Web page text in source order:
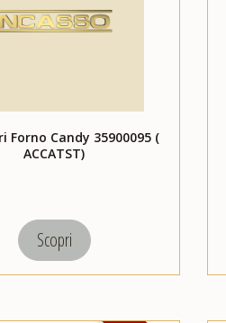
Forno Candy 35900095 (
ACCATST)
Scopri